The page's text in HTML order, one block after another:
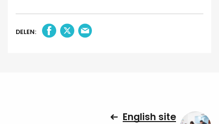
DELEN:
English site